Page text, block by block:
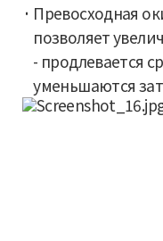
Превосходная
позволяет
- продлевается
уменьшаются